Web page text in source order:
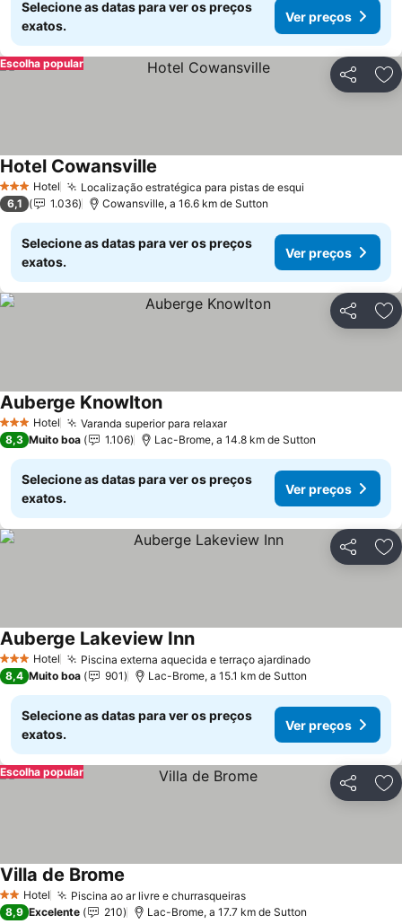
Selecione as datas para ver os preços
exatos.
Ver preços
Partilhar
Escolha popular
3 EstrelasHotel Localização estratégica para pistas de esqui
Hotel Cowansville
6,1 1.036 Cowansville, a 16.6 km de Sutton
Selecione as datas para ver os preços
exatos.
Ver preços
Partilhar
3 EstrelasHotel Varanda superior para relaxarVer preços
Auberge KnowltonVer preços
8,3 Muito boa 1.106 Lac-Brome, a 14.8 km de Sutton
Selecione as datas para ver os preços
exatos.
Ver preços
Partilhar
3 EstrelasHotel Piscina externa aquecida e terraço ajardinadoVer preços
Auberge Lakeview InnVer preços
8,4 Muito boa 901 Lac-Brome, a 15.1 km de Sutton
Selecione as datas para ver os preços
exatos.
Ver preços
Partilhar
Escolha popular
2 Estrelas
Hotel Piscina ao ar livre e churrasqueirasVer preços
Villa de Brome
8,9 Excelente 210 Lac-Brome, a 17.7 km de Sutton